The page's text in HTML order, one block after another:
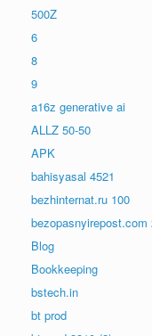
500Z
6
8
9
a16z generative ai
ALLZ 50-50
APK
bahisyasal 4521
bezhinternat.ru 100
bezopasnyirepost.com
Blog
Bookkeeping
bstech.in
bt prod